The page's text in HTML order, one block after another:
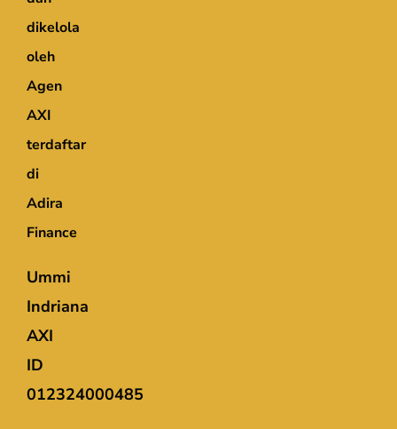
dikelola
oleh
Agen
AXI
terdaftar
di
Adira
Finance
Ummi
Indriana
AXI
ID
012324000485